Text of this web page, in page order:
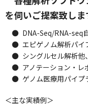
を伺いご提案致しま
● DNA-Seq/RNA-seq
● エピゲノム解析パイ
● シングルセル解析
● アノテーション・レ
● ゲノム医療用パイプ
＜主な実績例＞